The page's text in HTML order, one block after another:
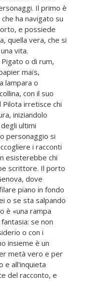
Il primo è
ha navigato su
e possiede
quella vera, che si
vita.
o di rum,
maïs,
lampara o
con il suo
irretisce chi
iniziandolo
ultimi
personaggio si
i racconti
esisterebbe chi
scrittore. Il porto
dove
piano in fondo
o se sta salpando
è «una rampa
se non
o con i
insieme è un
metà vero e per
e all'inquieta
del racconto, e